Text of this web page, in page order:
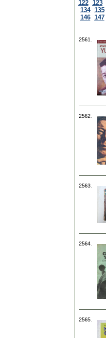
122 123
134 135
146 147
2561.
2562.
2563.
2564.
2565.